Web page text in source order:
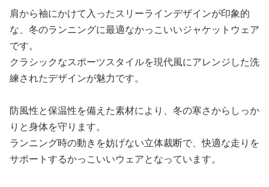
肩から袖にかけて入ったスリーラインデザインが印象的
な、冬のランニングに最適なかっこいいジャケットウェア
です。
クラシックなスポーツスタイルを現代風にアレンジした洗
練されたデザインが魅力です。
防風性と保温性を備えた素材により、冬の寒さからしっか
りと身体を守ります。
ランニング時の動きを妨げない立体裁断で、快適な走りを
サポートするかっこいいウェアとなっています。